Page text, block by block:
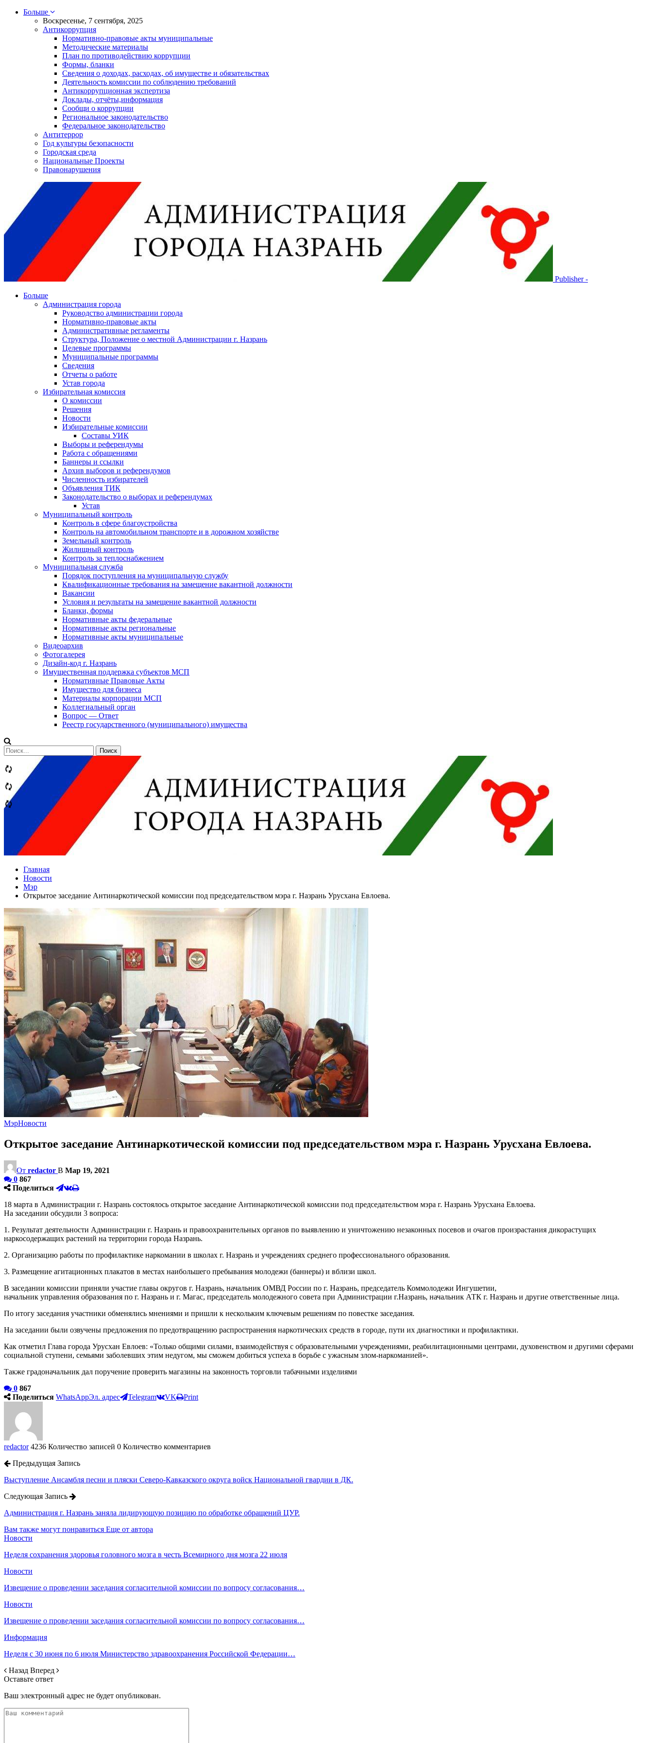
Больше
Воскресенье, 7 сентября, 2025
Антикоррупция
Нормативно-правовые акты муниципальные
Методические материалы
План по противодействию коррупции
Формы, бланки
Сведения о доходах, расходах, об имуществе и обязательствах
Деятельность комиссии по соблюдению требований
Антикоррупционная экспертиза
Доклады, отчёты,информация
Сообщи о коррупции
Региональное законодательство
Федеральное законодательство
Антитеррор
Год культуры безопасности
Городская среда
Национальные Проекты
Правонарушения
Publisher -
Больше
Администрация города
Руководство администрации города
Нормативно-правовые акты
Административные регламенты
Структура, Положение о местной Администрации г. Назрань
Целевые программы
Муниципальные программы
Сведения
Отчеты о работе
Устав города
Избирательная комиссия
О комиссии
Решения
Новости
Избирательные комиссии
Составы УИК
Выборы и референдумы
Работа с обращениями
Баннеры и ссылки
Архив выборов и референдумов
Численность избирателей
Объявления ТИК
Законодательство о выборах и референдумах
Устав
Муниципальный контроль
Контроль в сфере благоустройства
Контроль на автомобильном транспорте и в дорожном хозяйстве
Земельный контроль
Жилищный контроль
Контроль за теплоснабжением
Муниципальная служба
Порядок поступления на муниципальную службу
Квалификационные требования на замещение вакантной должности
Вакансии
Условия и результаты на замещение вакантной должности
Бланки, формы
Нормативные акты федеральные
Нормативные акты региональные
Нормативные акты муниципальные
Видеоархив
Фотогалерея
Дизайн-код г. Назрань
Имущественная поддержка субъектов МСП
Нормативные Правовые Акты
Имущество для бизнеса
Материалы корпорации МСП
Коллегиальный орган
Вопрос — Ответ
Реестр государственного (муниципального) имущества
Сообщений
категории
Теги
Главная
Новости
Мэр
Открытое заседание Антинаркотической комиссии под председательством мэра г. Назрань Урусхана Евлоева.
МэрНовости
Открытое заседание Антинаркотической комиссии под председательством мэра г. Назрань Урусхана Евлоева.
От redactor В Мар 19, 2021
0 867
Поделиться
18 марта в Администрации г. Назрань состоялось открытое заседание Антинаркотической комиссии под председательством мэра г. Назрань Урусхана Евлоева.
На заседании обсудили 3 вопроса:
1. Результат деятельности Администрации г. Назрань и правоохранительных органов по выявлению и уничтожению незаконных посевов и очагов произрастания дикорастущих
наркосодержащих растений на территории города Назрань.
2. Организацию работы по профилактике наркомании в школах г. Назрань и учреждениях среднего профессионального образования.
3. Размещение агитационных плакатов в местах наибольшего пребывания молодежи (баннеры) и вблизи школ.
В заседании комиссии приняли участие главы округов г. Назрань, начальник ОМВД России по г. Назрань, председатель Коммолодежи Ингушетии,
начальник управления образования по г. Назрань и г. Магас, председатель молодежного совета при Администрации г.Назрань, начальник АТК г. Назрань и другие ответственные лица.
По итогу заседания участники обменялись мнениями и пришли к нескольким ключевым решениям по повестке заседания.
На заседании были озвучены предложения по предотвращению распространения наркотических средств в городе, пути их диагностики и профилактики.
Как отметил Глава города Урусхан Евлоев: «Только общими силами, взаимодействуя с образовательными учреждениями, реабилитационными центрами, духовенством и другими сферами
социальной ступени, семьями заболевших этим недугом, мы сможем добиться успеха в борьбе с ужасным злом-наркоманией».
Также градоначальник дал поручение проверить магазины на законность торговли табачными изделиями
0 867
Поделиться WhatsAppЭл. адрес Telegram VK Print
redactor 4236 Количество записей 0 Количество комментариев
Предыдущая Запись
Выступление Ансамбля песни и пляски Северо-Кавказского округа войск Национальной гвардии в ДК.
Следующая Запись
Администрация г. Назрань заняла лидирующую позицию по обработке обращений ЦУР.
Вам также могут понравиться Еще от автора
Новости
Неделя сохранения здоровья головного мозга в честь Всемирного дня мозга 22 июля
Новости
Извещение о проведении заседания согласительной комиссии по вопросу согласования…
Новости
Извещение о проведении заседания согласительной комиссии по вопросу согласования…
Информация
Неделя с 30 июня по 6 июля Министерство здравоохранения Российской Федерации…
Назад Вперед
Оставьте ответ
Ваш электронный адрес не будет опубликован.